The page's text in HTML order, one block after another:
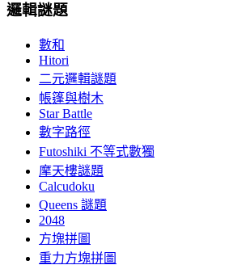
邏輯謎題
數和
Hitori
二元邏輯謎題
帳篷與樹木
Star Battle
數字路徑
Futoshiki 不等式數獨
摩天樓謎題
Calcudoku
Queens 謎題
2048
方塊拼圖
重力方塊拼圖